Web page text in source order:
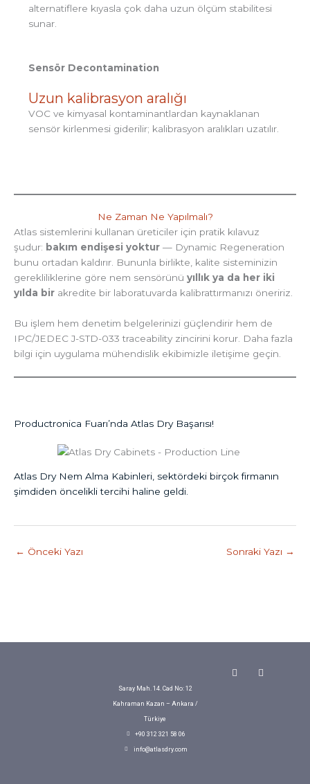
alternatiflere kıyasla çok daha uzun ölçüm stabilitesi
sunar.
Sensör Decontamination
Uzun kalibrasyon aralığı
VOC ve kimyasal kontaminantlardan kaynaklanan
sensör kirlenmesi giderilir; kalibrasyon aralıkları uzatılır.
Ne Zaman Ne Yapılmalı?
Atlas sistemlerini kullanan üreticiler için pratik kılavuz
şudur: bakım endişesi yoktur — Dynamic Regeneration
bunu ortadan kaldırır. Bununla birlikte, kalite sisteminizin
gerekliliklerine göre nem sensörünü yıllık ya da her iki
yılda bir akredite bir laboratuvarda kalibrattırmanızı öneririz.
Bu işlem hem denetim belgelerinizi güçlendirir hem de
IPC/JEDEC J-STD-033 traceability zincirini korur. Daha fazla
bilgi için uygulama mühendislik ekibimizle iletişime geçin.
Productronica Fuarı’nda Atlas Dry Başarısı!
Atlas Dry Nem Alma Kabinleri, sektördeki birçok firmanın
şimdiden öncelikli tercihi haline geldi.
← Önceki Yazı Sonraki Yazı →
Saray Mah. 14. Cad No: 12
Kahraman Kazan – Ankara /
Türkiye
+90 312 321 58 06
info@atlasdry.com
Y L